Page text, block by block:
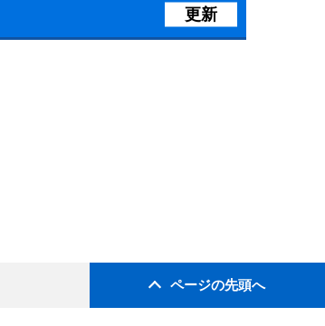
更新
ページの先頭へ